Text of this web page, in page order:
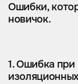
Ошибки,
новичок.
1. Ошибка